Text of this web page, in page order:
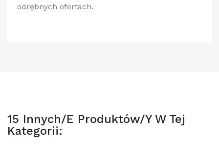
odrębnych ofertach.
15 Innych/e Produktów/y W Tej
Kategorii: